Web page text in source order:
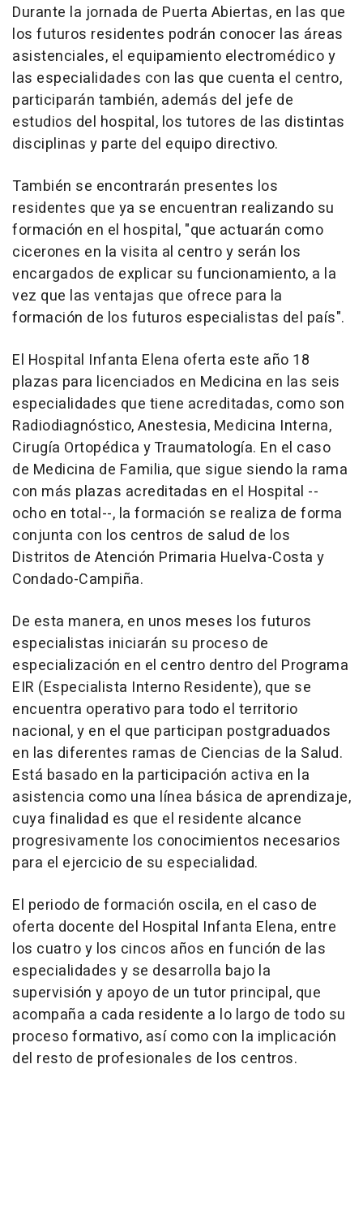
Durante la jornada de Puerta Abiertas, en las que
los futuros residentes podrán conocer las áreas
asistenciales, el equipamiento electromédico y
las especialidades con las que cuenta el centro,
participarán también, además del jefe de
estudios del hospital, los tutores de las distintas
disciplinas y parte del equipo directivo.
También se encontrarán presentes los
residentes que ya se encuentran realizando su
formación en el hospital, "que actuarán como
cicerones en la visita al centro y serán los
encargados de explicar su funcionamiento, a la
vez que las ventajas que ofrece para la
formación de los futuros especialistas del país".
El Hospital Infanta Elena oferta este año 18
plazas para licenciados en Medicina en las seis
especialidades que tiene acreditadas, como son
Radiodiagnóstico, Anestesia, Medicina Interna,
Cirugía Ortopédica y Traumatología. En el caso
de Medicina de Familia, que sigue siendo la rama
con más plazas acreditadas en el Hospital --
ocho en total--, la formación se realiza de forma
conjunta con los centros de salud de los
Distritos de Atención Primaria Huelva-Costa y
Condado-Campiña.
De esta manera, en unos meses los futuros
especialistas iniciarán su proceso de
especialización en el centro dentro del Programa
EIR (Especialista Interno Residente), que se
encuentra operativo para todo el territorio
nacional, y en el que participan postgraduados
en las diferentes ramas de Ciencias de la Salud.
Está basado en la participación activa en la
asistencia como una línea básica de aprendizaje,
cuya finalidad es que el residente alcance
progresivamente los conocimientos necesarios
para el ejercicio de su especialidad.
El periodo de formación oscila, en el caso de
oferta docente del Hospital Infanta Elena, entre
los cuatro y los cincos años en función de las
especialidades y se desarrolla bajo la
supervisión y apoyo de un tutor principal, que
acompaña a cada residente a lo largo de todo su
proceso formativo, así como con la implicación
del resto de profesionales de los centros.